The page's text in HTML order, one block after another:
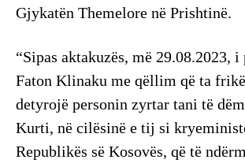
Gjykatën Themelore në Prishtinë.
“Sipas aktakuzës, më 29.08.2023, i
Faton Klinaku me qëllim që ta
detyrojë personin zyrtar tani të
Kurti, në cilësinë e tij si
Republikës së Kosovës, që të